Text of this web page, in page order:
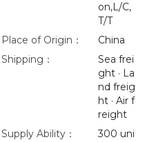
on,L/C,
T/T
Place of Origin：
China
Shipping：
Sea frei
ght · La
nd freig
ht · Air f
reight
Supply Ability：
300 uni